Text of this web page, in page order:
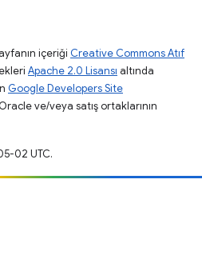
içeriği Creative Commons Atıf
Apache 2.0 Lisansı altında
Google Developers Site
ve/veya satış ortaklarının
02 UTC.